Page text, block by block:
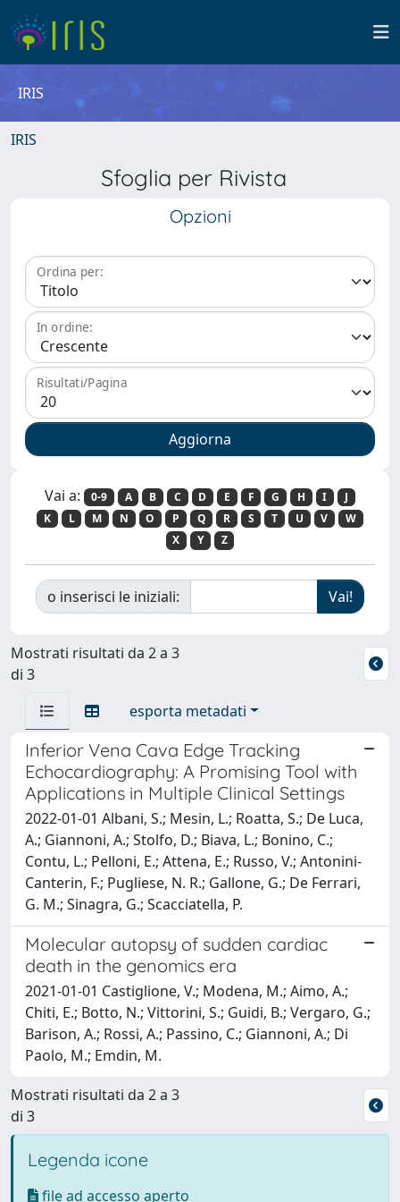
IRIS
IRIS
Sfoglia per Rivista
Opzioni
Ordina per:
In ordine:
Risultati/Pagina
Vai a: 0-9 A B C D E F G H I
J
K
L M N O P Q R S T U V
W
X
Y Z
o inserisci le iniziali:
Mostrati risultati da 2 a 3
di 3
esporta metadati
Inferior Vena Cava Edge Tracking
Echocardiography: A Promising Tool with
Applications in Multiple Clinical Settings
2022-01-01 Albani, S.; Mesin, L.; Roatta, S.; De Luca,
A.; Giannoni, A.; Stolfo, D.; Biava, L.; Bonino, C.;
Contu, L.; Pelloni, E.; Attena, E.; Russo, V.; Antonini-
Canterin, F.; Pugliese, N. R.; Gallone, G.; De Ferrari,
G. M.; Sinagra, G.; Scacciatella, P.
Molecular autopsy of sudden cardiac
death in the genomics era
2021-01-01 Castiglione, V.; Modena, M.; Aimo, A.;
Chiti, E.; Botto, N.; Vittorini, S.; Guidi, B.; Vergaro, G.;
Barison, A.; Rossi, A.; Passino, C.; Giannoni, A.; Di
Paolo, M.; Emdin, M.
Mostrati risultati da 2 a 3
di 3
Legenda icone
file ad accesso aperto